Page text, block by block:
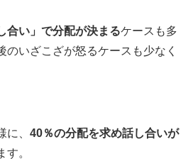
合い」で分配が決まるケースも多
のいざこざが怒るケースも少なく
に、 40％の分配を求め話し合いが
す。